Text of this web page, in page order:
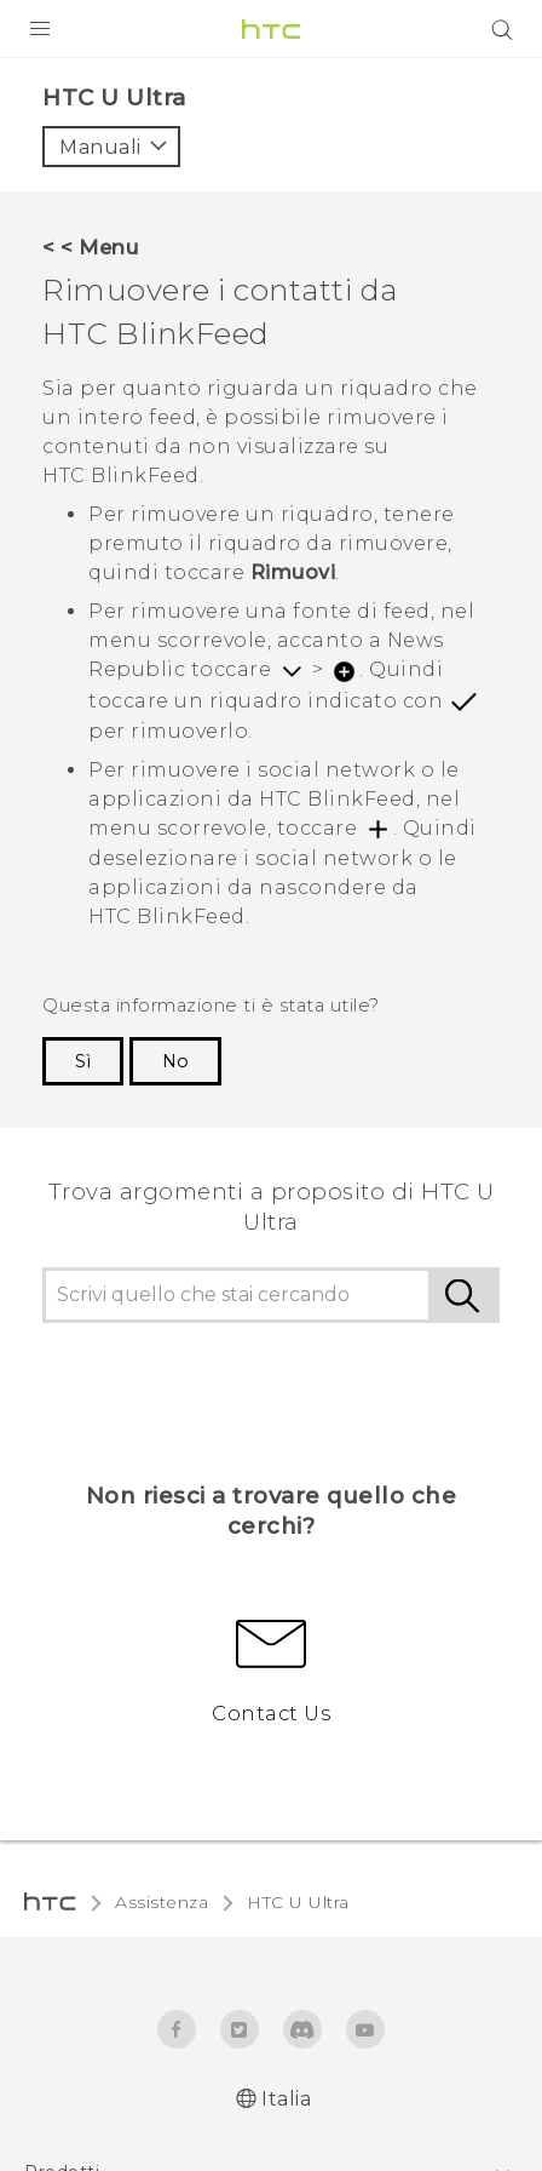
VIVE
VIVERSE
ASSISTENZA
Accessori e dispositivi HTC
HTC U Ultra‎
Manuali
< < Menu
Rimuovere i contatti da
HTC BlinkFeed
Sia per quanto riguarda un riquadro che
un intero feed, è possibile rimuovere i
contenuti da non visualizzare su
HTC BlinkFeed .
Per rimuovere un riquadro, tenere
premuto il riquadro da rimuovere,
quindi toccare Rimuovi.
Per rimuovere una fonte di feed, nel
menu scorrevole, accanto a News
Republic toccare >
. Quindi
toccare un riquadro indicato con
per rimuoverlo.
Per rimuovere i social network o le
applicazioni da HTC BlinkFeed , nel
menu scorrevole, toccare
. Quindi
deselezionare i social network o le
applicazioni da nascondere da
HTC BlinkFeed .
Questa informazione ti è stata utile?
Sì
No
Trova argomenti a proposito di HTC U
Ultra
Non riesci a trovare quello che
cerchi?
Contact Us
Assistenza HTC U Ultra‎
Italia